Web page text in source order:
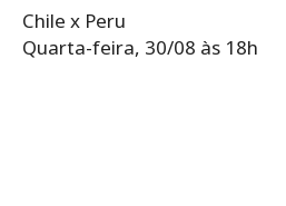
Chile x Peru
Quarta-feira, 30/08 às 18h